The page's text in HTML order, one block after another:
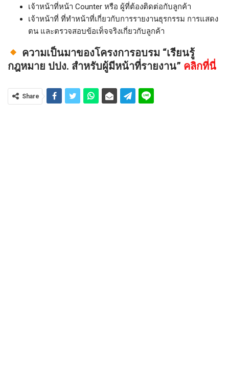
เจ้าหน้าที่หน้า Counter หรือ ผู้ที่ต้องติดต่อกับลูกค้า
เจ้าหน้าที่ ที่ทำหน้าที่เกี่ยวกับการรายงานธุรกรรม การแสดง
ตน และตรวจสอบข้อเท็จจริงเกี่ยวกับลูกค้า
ความเป็นมาของโครงการอบรม “เรียนรู้
กฎหมาย ปปง. สำหรับผู้มีหน้าที่รายงาน” คลิกที่นี่
Share